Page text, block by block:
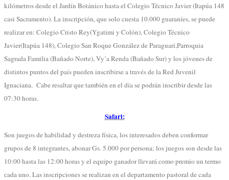
kilómetros desde el Jardín Botánico hasta el Colegio Técnico Javier (Itapúa 148
casi Sacramento). La inscripción, que solo cuesta 10.000 guaraníes, se puede
realizar en: Colegio Cristo Rey(Ygatimi y Colón), Colegio Técnico
Javier(Itapúa 148), Colegio San Roque González de Paraguarí,Parroquia
Sagrada Familia (Bañado Norte), Vy’a Renda (Bañado Sur) y los jóvenes de
distintos puntos del país pueden inscribirse a través de la Red Juvenil
Ignaciana. Cabe resaltar que también en el día se podrán inscribir desde las
07:30 horas.
Safari:
Son juegos de habilidad y destreza física, los interesados deben conformar
grupos de 8 integrantes, abonar Gs. 5.000 por persona; los juegos son desde las
10:00 hasta las 12:00 horas y el equipo ganador llevará como premio un termo
cada uno. Las inscripciones se realizan en el departamento pastoral de cada